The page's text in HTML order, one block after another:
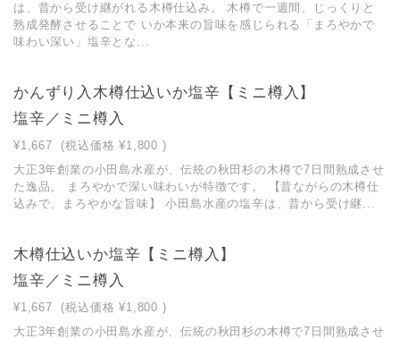
は、昔から受け継がれる木樽仕込み。 木樽で一週間、じっくりと
熟成発酵させることで いか本来の旨味を感じられる「まろやかで
味わい深い」塩辛とな...
かんずり入木樽仕込いか塩辛【ミニ樽入】
塩辛／ミニ樽入
¥1,667 (税込価格 ¥1,800 )
大正3年創業の小田島水産が、伝統の秋田杉の木樽で7日間熟成させ
た逸品。 まろやかで深い味わいが特徴です。 【昔ながらの木樽仕
込みで、まろやかな旨味】 小田島水産の塩辛は、昔から受け継...
木樽仕込いか塩辛【ミニ樽入】
塩辛／ミニ樽入
¥1,667 (税込価格 ¥1,800 )
大正3年創業の小田島水産が、伝統の秋田杉の木樽で7日間熟成させ